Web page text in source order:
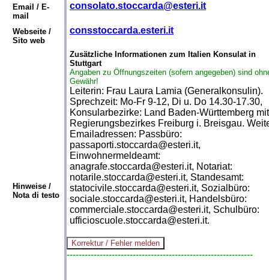
Email / E-
mail
consolato.stoccarda@esteri.it
Webseite /
Sito web
consstoccarda.esteri.it
Hinweise /
Nota di testo
Zusätzliche Informationen zum Italien Konsulat in
Stuttgart
Angaben zu Öffnungszeiten (sofern angegeben) sind
Gewähr!
Leiterin: Frau Laura Lamia (Generalkonsulin).
Sprechzeit: Mo-Fr 9-12, Di u. Do 14.30-17.30,
Konsularbezirke: Land Baden-Württemberg mit
Regierungsbezirkes Freiburg i. Breisgau.
Emailadressen: Passbüro:
passaporti.stoccarda@esteri.it,
Einwohnermeldeamt:
anagrafe.stoccarda@esteri.it, Notariat:
notarile.stoccarda@esteri.it, Standesamt:
statocivile.stoccarda@esteri.it, Sozialbüro:
sociale.stoccarda@esteri.it, Handelsbüro:
commerciale.stoccarda@esteri.it, Schulbüro:
ufficioscuole.stoccarda@esteri.it.
--------------------------------------------------------------